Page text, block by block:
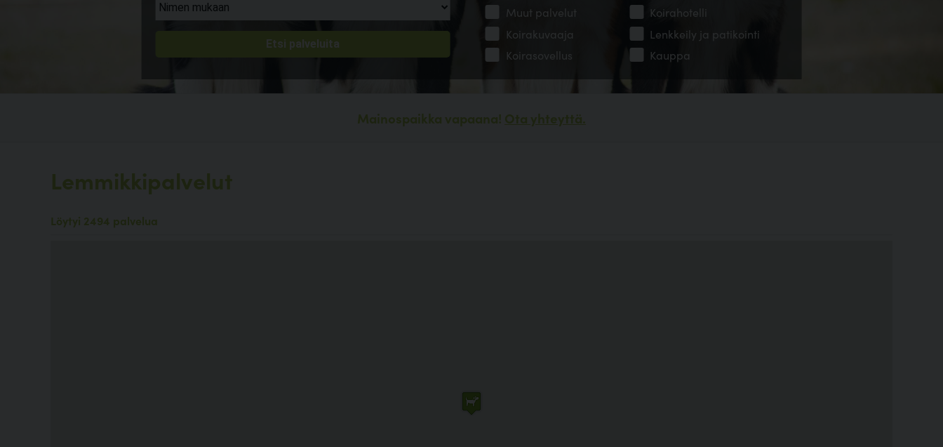
Muut palvelut
Koirahotelli
Koirakuvaaja
Lenkkeily ja patikointi
Koirasovellus
Kauppa
Mainospaikka vapaana! Ota yhteyttä.
Lemmikkipalvelut
Löytyi 2494 palvelua